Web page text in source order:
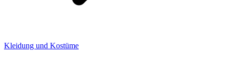
Kleidung und Kostüme